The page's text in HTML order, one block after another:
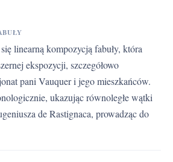
ekspozycji, szczegółowo
pani Vauquer i jego mieszkańców.
ukazując równoległe wątki
de Rastignaca, prowadząc do